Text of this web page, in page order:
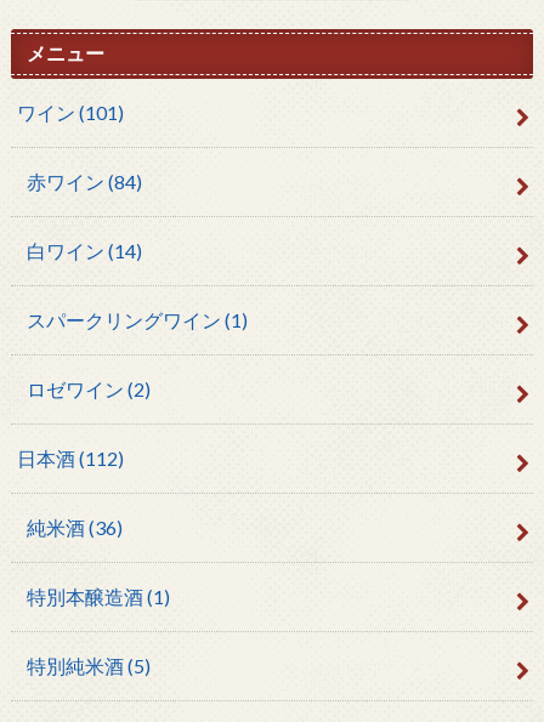
メニュー
ワイン (101)
赤ワイン (84)
白ワイン (14)
スパークリングワイン (1)
ロゼワイン (2)
日本酒(112)
純米酒(36)
特別本醸造酒(1)
特別純米酒(5)